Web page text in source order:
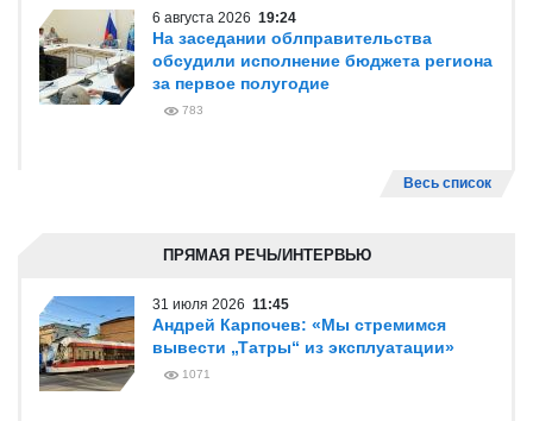
6 августа 2026 19:24
На заседании облправительства
обсудили исполнение бюджета региона
за первое полугодие
783
Весь список
ПРЯМАЯ РЕЧЬ/ИНТЕРВЬЮ
31 июля 2026 11:45
Андрей Карпочев: «Мы стремимся
вывести „Татры“ из эксплуатации»
1071